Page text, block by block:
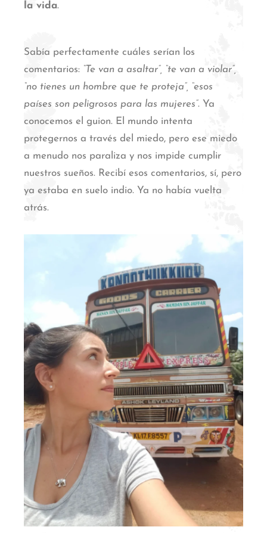
la vida.
Sabía perfectamente cuáles serían los
comentarios: “Te van a asaltar”, “te van a violar”,
“no tienes un hombre que te proteja”, “esos
países son peligrosos para las mujeres”. Ya
conocemos el guion. El mundo intenta
protegernos a través del miedo, pero ese miedo
a menudo nos paraliza y nos impide cumplir
nuestros sueños. Recibí esos comentarios, sí, pero
ya estaba en suelo indio. Ya no había vuelta
atrás.